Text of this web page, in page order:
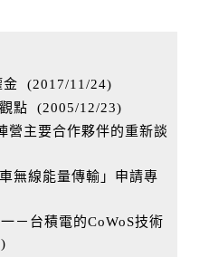
金 (2017/11/24)
點 (2005/12/23)
營主要合作夥伴的重新談
無線能量傳輸」申請專
－台積電的CoWoS技術
)